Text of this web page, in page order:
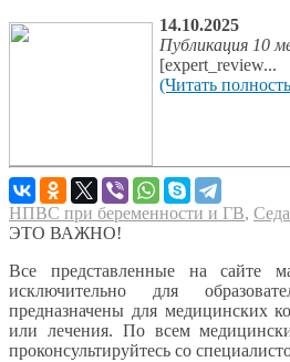
14.10.2025
Публикация 10
[expert_review...
(Читать
НПВС при беременности и ГВ,
ЭТО ВАЖНО!
Все представленные на сайте
исключительно для
предназначены для медицинских
или лечения. По всем
проконсультируйтесь со